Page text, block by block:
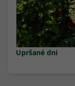
Upršané dni